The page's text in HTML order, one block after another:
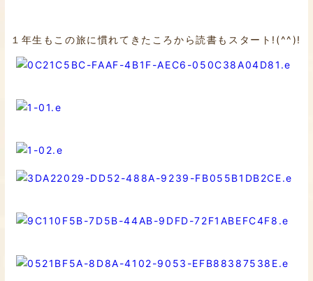
１年生もこの旅に慣れてきたころから読書もスタート!(^^)!